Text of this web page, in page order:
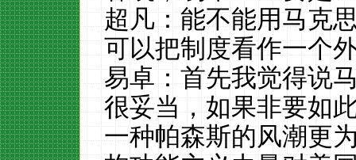
超凡：能不能用马克
可以把制度看作一个
易卓：首先我觉得说
很妥当，如果非要如
一种帕森斯的风潮更